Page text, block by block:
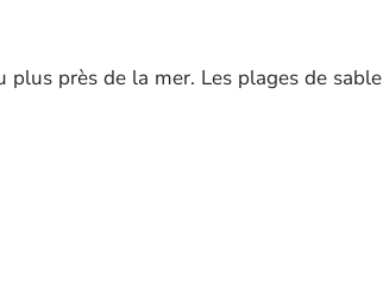
plus près de la mer. Les plages de sable